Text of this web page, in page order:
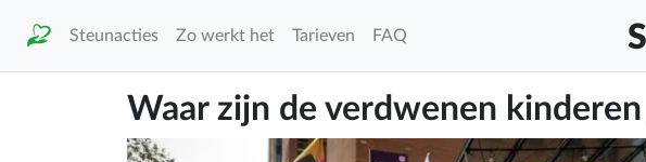
Steunacties Zo werkt het Tarieven FAQ
Waar zijn de verdwenen